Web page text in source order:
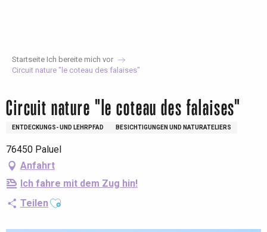
Startseite Ich bereite mich vor
Circuit nature "le coteau des falaises"
Circuit nature "le coteau des falaises"
ENTDECKUNGS- UND LEHRPFAD BESICHTIGUNGEN UND NATURATELIERS
76450 Paluel
Anfahrt
Ich fahre mit dem Zug hin!
TeilenAjouter aux favoris